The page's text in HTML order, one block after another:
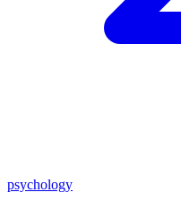
psychology